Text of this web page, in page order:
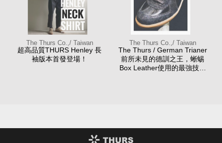
The Thurs Co.,/ Taiwan
超高品質THURS Henley 長
袖版本首發登場！
The Thurs Co.,/ Taiwan
The Thurs / German Trianer
前所未見的德訓之王，蜥蜴
Box Leather使用的最強技術